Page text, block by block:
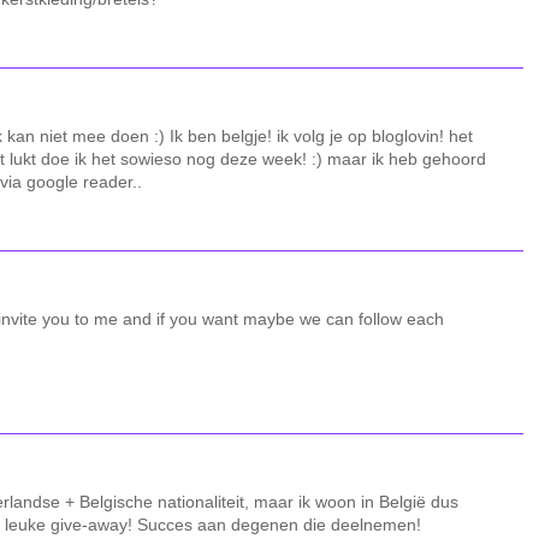
niet mee doen :) Ik ben belgje! ik volg je op bloglovin! het
doe ik het sowieso nog deze week! :) maar ik heb gehoord
google reader..
you to me and if you want maybe we can follow each
+ Belgische nationaliteit, maar ik woon in België dus
give-away! Succes aan degenen die deelnemen!